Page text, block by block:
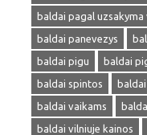
baldai pagal uzsakyma
baldai panevezys
baldai pigu
baldai
baldai spintos
baldai vaikams
baldai vilniuje kainos